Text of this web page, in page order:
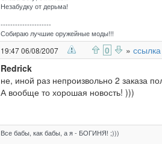
Незабудку от дерьма!
---------------------
Собираю лучшие оружейные моды!!!
19:47 06/08/2007 0 » ссылка
Redrick
не, иной раз непроизвольно 2 заказа
А вообще то хорошая новость! )))
Все бабы, как бабы, а я - БОГИНЯ! ;)))